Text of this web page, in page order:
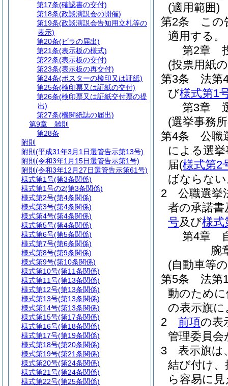
(適用範囲)
第2条
この
適用する。
第2章
(投票用紙
第3条
法第
び様式第1
第3章
(選挙事務
第4条
公職
による選
届(様式第2
ばならな
2
公職選挙
者の承諾
号及び様式
第4章
腕
(自動車等
第5条
法第
動のため
の表示旗
2
前項の表
管理委員
3
表示旗は
結び付け
ら容易に
第17条(確認書の交付)
第18条(政談演説会の開催)
第19条(政談演説会告知用立札等の
表示)
第20条(ビラの届出)
第21条(表示板の様式)
第22条(表示板の交付)
第23条(表示板の再交付)
第24条(ポスターの検印又は証紙)
第25条(検印票又は証紙の交付)
第26条(検印票又は証紙交付票の提
出)
第27条(機関紙誌の届出)
第9章
雑則
第28条
附則
附則 (平成31年3月1日選管告示第13号)
附則 (令和3年1月15日選管告示第1号)
附則 (令和3年12月27日選管告示第61号)
様式第1号(第3条関係)
様式第1号の2(第3条関係)
様式第2号(第4条関係)
様式第3号(第4条関係)
様式第4号(第4条関係)
様式第5号(第4条関係)
様式第6号(第5条関係)
様式第7号(第6条関係)
様式第8号(第9条関係)
様式第9号(第10条関係)
様式第10号(第11条関係)
様式第11号(第13条関係)
様式第12号(第13条関係)
様式第13号(第13条関係)
様式第14号(第13条関係)
様式第15号(第17条関係)
様式第16号(第18条関係)
様式第17号(第19条関係)
様式第18号(第20条関係)
様式第19号(第21条関係)
様式第20号(第24条関係)
様式第21号(第24条関係)
様式第22号(第25条関係)